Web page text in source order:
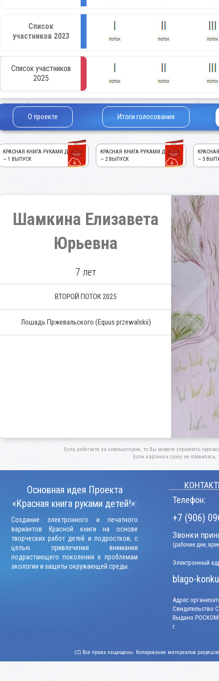
Список
участников 2023
Список участников
2025
О проекте Итоги голосования
КРАСНАЯ КНИГА РУКАМИ ДЕТЕЙ!
— 1 ВЫПУСК
КРАСНАЯ КНИГА РУКАМИ ДЕТЕЙ!
— 2 ВЫПУСК
— 3
Шамкина Елизавета
Юрьевна
7 лет
ВТОРОЙ ПОТОК 2025
Лошадь Пржевальского (Equus przewalskii)
Если работаете за компьютером, то Вы можете управлять
Если картинка сразу не появилась,
Основная идея Проекта
«Красная книга руками детей!»:
Создание электронного и печатного
вариантов Красной книги на основе
творческих работ детей и подростков, с
целью привлечения внимания
подрастающего поколения к проблемам
экологии и защиты окружающей среды.
Телефон:
+7 (906)
Звонки
(рабочие дни,
Электронный
blago-
Адрес
Свидетельство
Выдано
г.
(C) Все права защищены. Копирование материалов